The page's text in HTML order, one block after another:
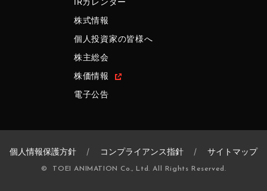
株式情報
個人投資家の皆様へ
株主総会
株価情報
電子公告
個人情報保護方針 コンプライアンス指針 サイトマップ
© TOEI ANIMATION Co., Ltd. All Rights Reserved.